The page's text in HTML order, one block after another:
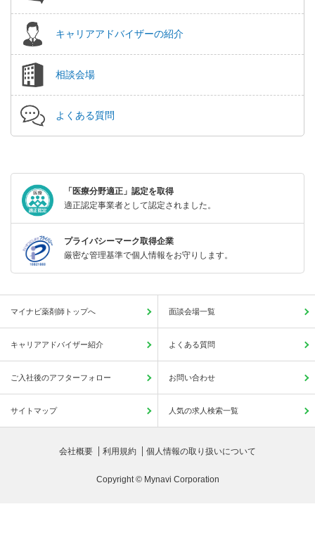
キャリアアドバイザーの紹介
相談会場
よくある質問
「医療分野適正」認定を取得
適正認定事業者として認定されました。
プライバシーマーク取得企業
厳密な管理基準で個人情報をお守りします。
マイナビ薬剤師トップへ 面談会場一覧
キャリアアドバイザー紹介 よくある質問
ご入社後のアフターフォロー お問い合わせ
サイトマップ 人気の求人検索一覧
会社概要 利用規約 個人情報の取り扱いについて
Copyright © Mynavi Corporation